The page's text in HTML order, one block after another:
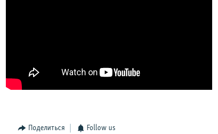
Поделиться Follow us